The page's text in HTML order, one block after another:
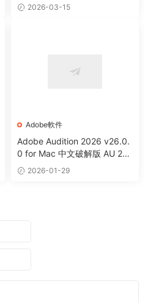
2026-03-15
Adobe軟件
Adobe Audition 2026 v26.0.
0 for Mac 中文破解版 AU 202
6 音頻編輯處理軟件
2026-01-29